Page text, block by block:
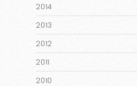
2014
2013
2012
2011
2010